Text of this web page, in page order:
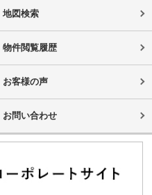
地図検索
物件閲覧履歴
お客様の声
お問い合わせ